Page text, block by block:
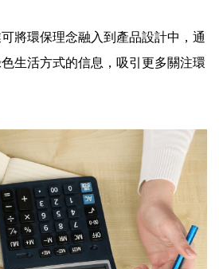
可將環保理念融入到產品設計中，通
生活方式的信息，吸引更多關注環